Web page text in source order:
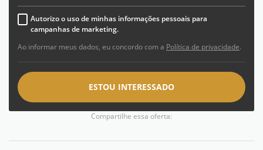
Autorizo o uso de minhas informações pessoais para
campanhas de marketing.
Ao informar meus dados, eu concordo com a Política de privacidade.
ESTOU INTERESSADO
Compartilhe essa oferta: